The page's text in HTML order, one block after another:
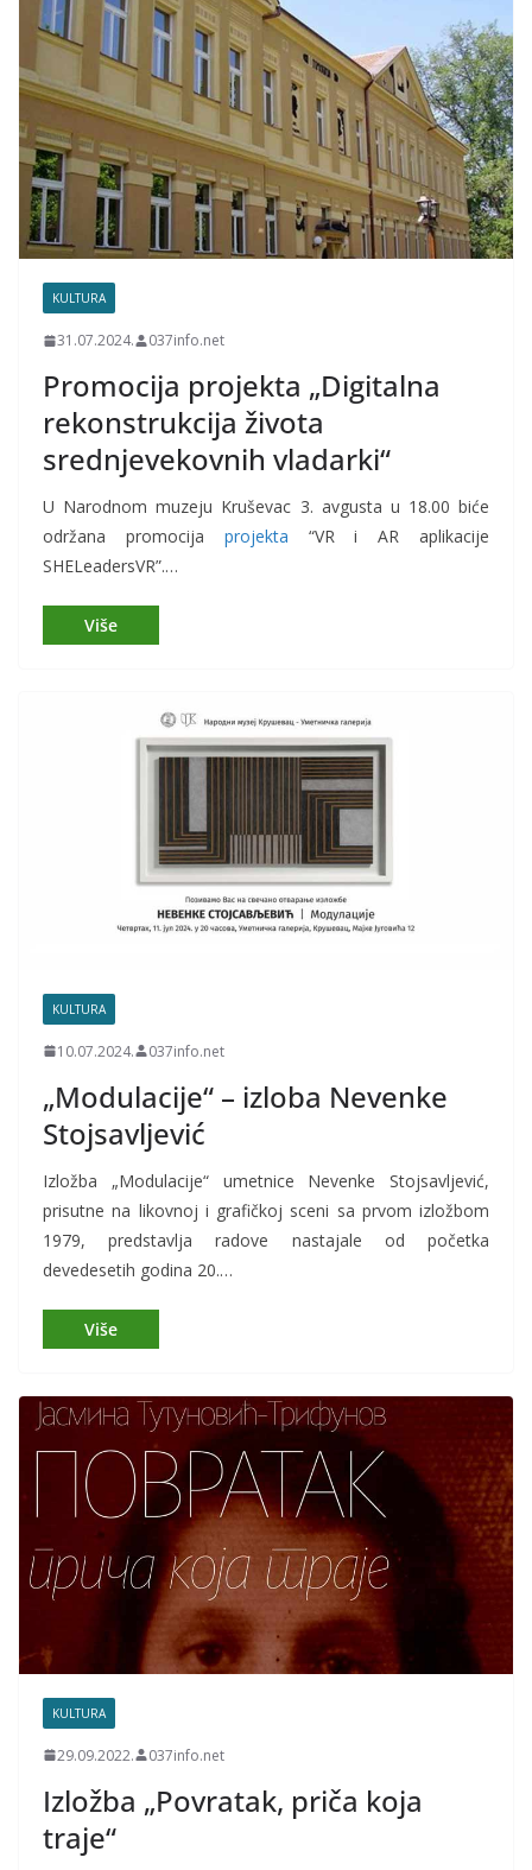
KULTURA
31.07.2024. 037info.net
Promocija projekta „Digitalna
rekonstrukcija života
srednjevekovnih vladarki“
U Narodnom muzeju Kruševac 3. avgusta u 18.00 biće
održana promocija projekta “VR i AR aplikacije
SHELeadersVR”.…
KULTURA
10.07.2024. 037info.net
„Modulacije“ – izloba Nevenke
Stojsavljević
Izložba „Modulacije“ umetnice Nevenke Stojsavljević,
prisutne na likovnoj i grafičkoj sceni sa prvom izložbom
1979, predstavlja radove nastajale od početka
devedesetih godina 20.…
KULTURA
29.09.2022. 037info.net
Izložba „Povratak, priča koja
traje“